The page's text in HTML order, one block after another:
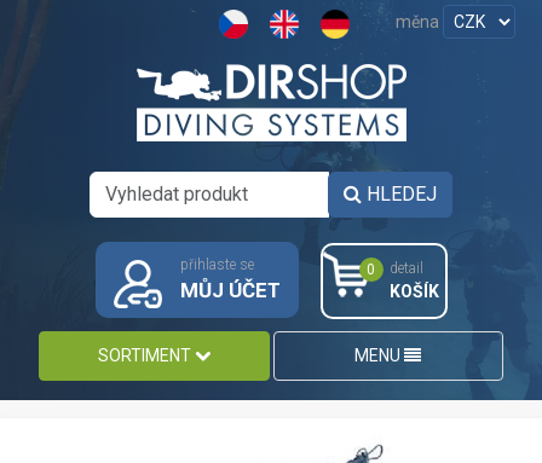
měna
HLEDEJ
přihlaste se
MŮJ ÚČET
0 detail
KOŠÍK
SORTIMENT MENU